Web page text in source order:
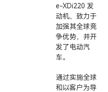
e-XDi220 发
动机，致力于
加强其全球竞
争优势，并开
发了电动汽
车。
通过实施全球
和以客户为导